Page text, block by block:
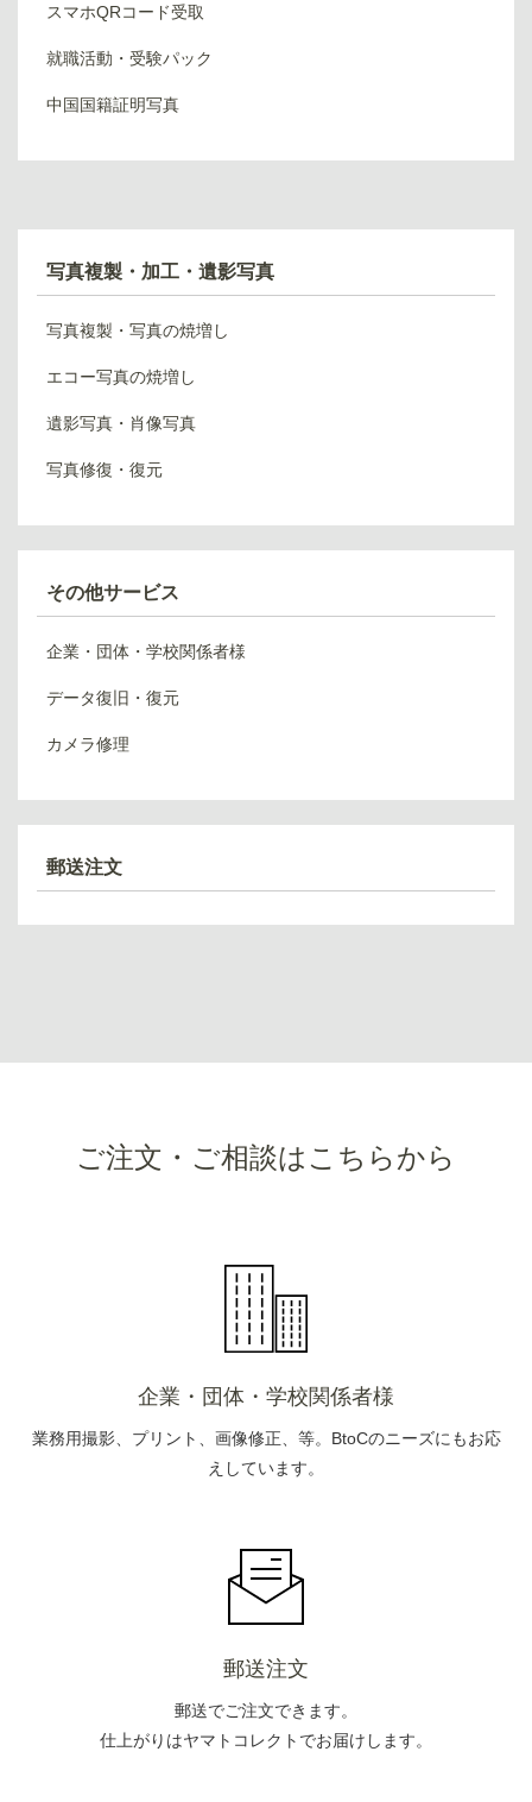
スマホQRコード受取
就職活動・受験パック
中国国籍証明写真
写真複製・加工・遺影写真
写真複製・写真の焼増し
エコー写真の焼増し
遺影写真・肖像写真
写真修復・復元
その他サービス
企業・団体・学校関係者様
データ復旧・復元
カメラ修理
郵送注文
ご注文・ご相談はこちらから
企業・団体・学校関係者様
業務用撮影、プリント、画像修正、等。BtoCのニーズにもお応
えしています。
郵送注文
郵送でご注文できます。
仕上がりはヤマトコレクトでお届けします。